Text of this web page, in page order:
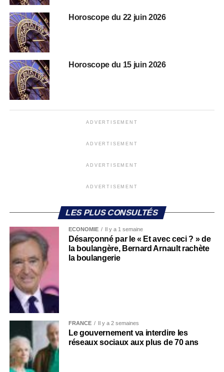
Horoscope du 22 juin 2026
Horoscope du 15 juin 2026
ADVERTISEMENT
ADVERTISEMENT
ADVERTISEMENT
ADVERTISEMENT
LES PLUS CONSULTÉS
ECONOMIE Il y a 1 semaine
Désarçonné par le « Et avec ceci ? » de
la boulangère, Bernard Arnault rachète
la boulangerie
FRANCE Il y a 2 semaines
Le gouvernement va interdire les
réseaux sociaux aux plus de 70 ans